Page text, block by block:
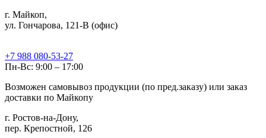
г. Майкоп,
ул. Гончарова, 121-В (офис)
+7 988 080-53-27
Пн-Вс: 9:00 – 17:00
Возможен самовывоз продукции (по пред.заказу) или заказ
доставки по Майкопу
г. Ростов-на-Дону,
пер. Крепостной, 126